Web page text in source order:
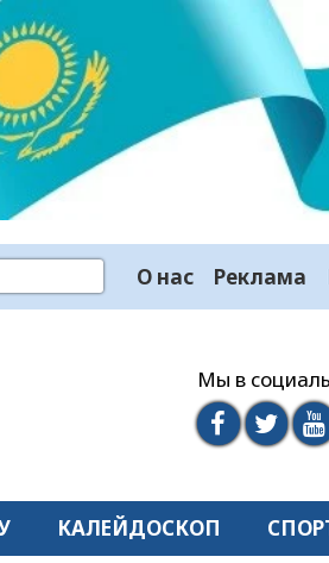
О нас Реклама
Мы в
КАЛЕЙДОСКОП